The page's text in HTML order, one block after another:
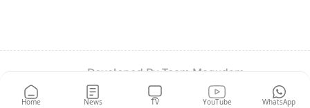
Developed By Team Magudam
© 2026 All rights reserved.
Home News TV YouTube WhatsApp